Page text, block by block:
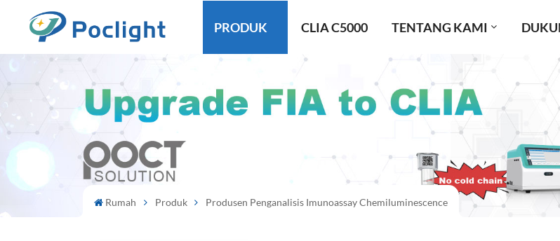
PRODUK CLIA C5000 TENTANG KAMI
Rumah Produk Produsen Penganalisis Imunoassay Chemiluminescence